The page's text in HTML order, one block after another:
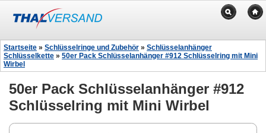
Startseite » Schlüsselringe und Zubehör » Schlüsselanhänger
Schlüsselkette » 50er Pack Schlüsselanhänger #912 Schlüsselring mit Mini
Wirbel
50er Pack Schlüsselanhänger #912
Schlüsselring mit Mini Wirbel